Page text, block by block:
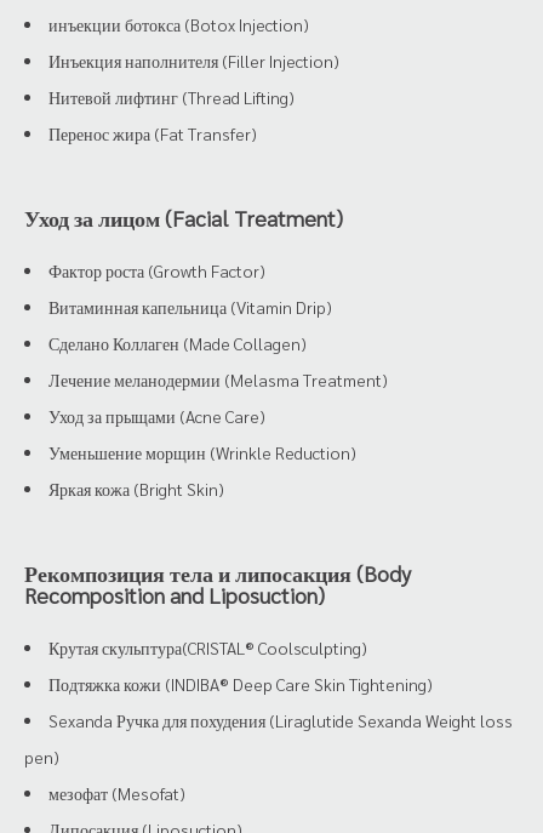
инъекции ботокса (Botox Injection)
Инъекция наполнителя (Filler Injection)
Нитевой лифтинг (Thread Lifting)
Перенос жира (Fat Transfer)
Уход за лицом (Facial Treatment)
Фактор роста (Growth Factor)
Витаминная капельница (Vitamin Drip)
Сделано Коллаген (Made Collagen)
Лечение меланодермии (Melasma Treatment)
Уход за прыщами (Acne Care)
Уменьшение морщин (Wrinkle Reduction)
Яркая кожа (Bright Skin)
Рекомпозиция тела и липосакция (Body
Recomposition and Liposuction)
Крутая скульптура(CRISTAL® Coolsculpting)
Подтяжка кожи (INDIBA® Deep Care Skin Tightening)
Sexanda Ручка для похудения (Liraglutide Sexanda Weight loss
pen)
мезофат (Mesofat)